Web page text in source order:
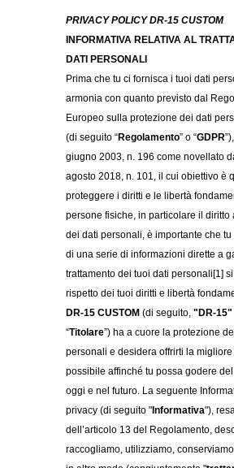
PRIVACY POLICY DR-15 CUSTOM
INFORMATIVA RELATIVA AL
DATI PERSONALI
Prima che tu ci fornisca i tuoi dati
armonia con quanto previsto dal
Europeo sulla protezione dei dati
(di seguito “Regolamento” o “GDPR
giugno 2003, n. 196 come novellato
agosto 2018, n. 101, il cui obiettivo è
proteggere i diritti e le libertà
persone fisiche, in particolare il diritto
dei dati personali, è importante che
di una serie di informazioni dirette a
trattamento dei tuoi dati personali[1] si
rispetto dei tuoi diritti e libertà
DR-15 CUSTOM (di seguito, "DR-15"
“Titolare”) ha a cuore la protezione
personali e desidera offrirti la
possibile affinché tu possa godere
oggi e nel futuro. La seguente
privacy (di seguito " Informativa"),
dell’articolo 13 del Regolamento,
raccogliamo, utilizziamo,